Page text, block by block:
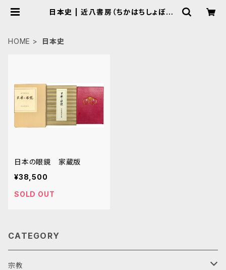
日本史 | 近八書房（ちかはちしょぼう）
HOME 日本史
日本の眼鏡 家蔵版
¥38,500
SOLD OUT
CATEGORY
宗教